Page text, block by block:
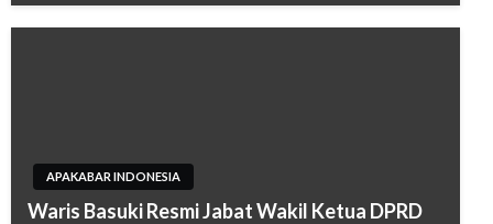
APAKABAR INDONESIA
Waris Basuki Resmi Jabat Wakil Ketua DPRD